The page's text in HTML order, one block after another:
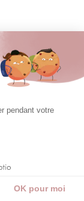
IPAOO
pendant votre
OK pour moi